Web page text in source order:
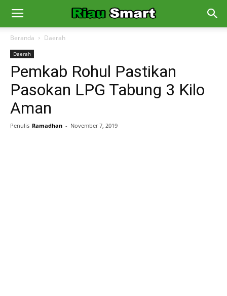
Beranda Daerah
Daerah
Pemkab Rohul Pastikan
Pasokan LPG Tabung 3 Kilo
Aman
Penulis Ramadhan - November 7, 2019